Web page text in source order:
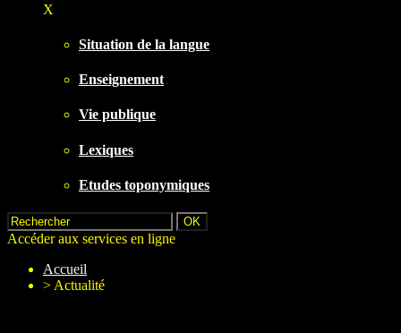
X
Situation de la langue
Enseignement
Vie publique
Lexiques
Etudes toponymiques
Accéder aux services en ligne
Accueil
> Actualité